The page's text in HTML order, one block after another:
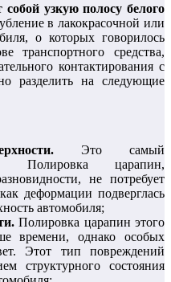
узкую полосу белого
в лакокрасочной или
о которых говорилось
транспортного средства,
контактирования с
разделить на следующие
Это самый
Полировка царапин,
не потребует
деформации подверглась
автомобиля;
Полировка царапин этого
времени, однако особых
Этот тип повреждений
структурного состояния